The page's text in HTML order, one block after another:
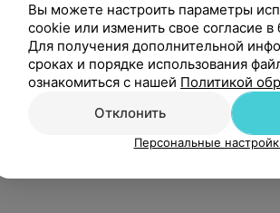
Вы можете настроить параметры
cookie или изменить свое согласие
Для получения дополнительной
сроках и порядке использования
ознакомиться с нашей Политикой
Отклонить
Персональные